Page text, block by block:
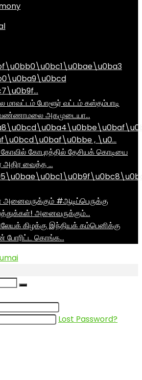
போளூர் வட்டம் கஸ்தம்பாடி
அகமுடையா…
, \u0…
கோபுரத்தில் தேசியக் கொடியை
அதிர வைத்த …
#ஆடிப்பெருக்கு
அனைவருக்கும்…
கிழக்கு இந்தியக் கம்பெனிக்கு
போரிட்ட கொங்க…
Lost Password?